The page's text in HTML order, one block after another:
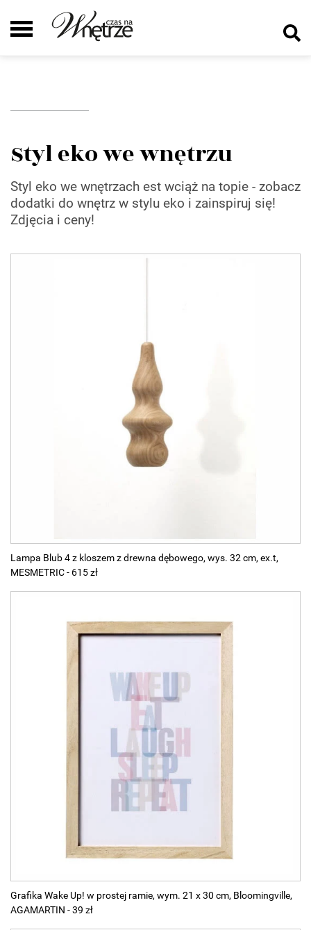
Styl eko we wnętrzu
Styl eko we wnętrzach est wciąż na topie - zobacz
dodatki do wnętrz w stylu eko i zainspiruj się!
Zdjęcia i ceny!
Lampa Blub 4 z kloszem z drewna dębowego, wys. 32 cm, ex.t,
MESMETRIC - 615 zł
Grafika Wake Up! w prostej ramie, wym. 21 x 30 cm, Bloomingville,
AGAMARTIN - 39 zł